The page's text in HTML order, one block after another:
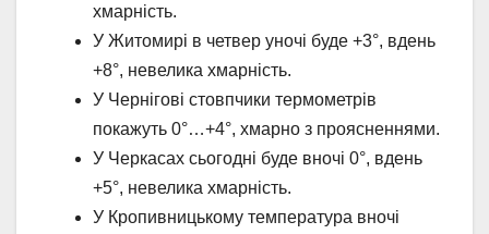
хмарність.
У Житомирі в четвер уночі буде +3°, вдень
+8°, невелика хмарність.
У Чернігові стовпчики термометрів
покажуть 0°…+4°, хмарно з проясненнями.
У Черкасах сьогодні буде вночі 0°, вдень
+5°, невелика хмарність.
У Кропивницькому температура вночі